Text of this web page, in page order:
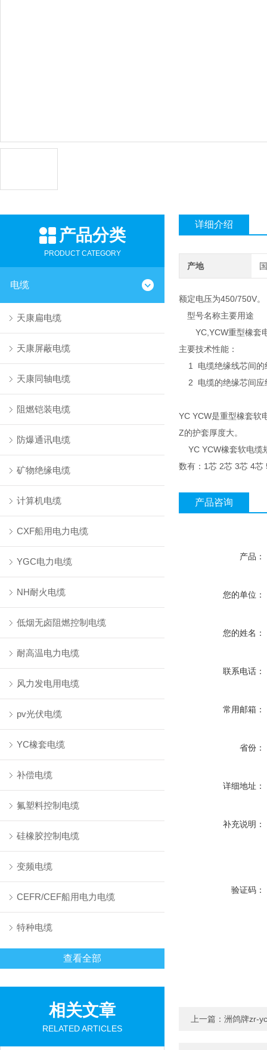
产品分类
PRODUCT CATEGORY
电缆
天康扁电缆
天康屏蔽电缆
天康同轴电缆
阻燃铠装电缆
防爆通讯电缆
矿物绝缘电缆
计算机电缆
CXF船用电力电缆
YGC电力电缆
NH耐火电缆
低烟无卤阻燃控制电缆
耐高温电力电缆
风力发电用电缆
pv光伏电缆
YC橡套电缆
补偿电缆
氟塑料控制电缆
硅橡胶控制电缆
变频电缆
CEFR/CEF船用电力电缆
特种电缆
查看全部
相关文章
RELATED ARTICLES
详细介绍
产地
额定电压为450/750V。
型号名称主要用途
YC,YCW重型橡套电
主要技术性能：
1 电缆绝缘线芯间的
2 电缆的绝缘芯间应
YC YCW是重型橡套软
Z的护套厚度大。
YC YCW橡套软电缆
数有：1芯 2芯 3芯 4芯
产品咨询
产品：
您的单位：
您的姓名：
联系电话：
常用邮箱：
省份：
详细地址：
补充说明：
验证码：
上一篇： 洲鸽牌zr-